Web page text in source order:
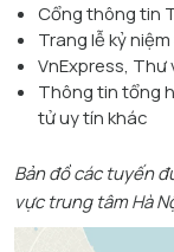
Cổng thông tin
Trang lễ kỷ
VnExpress, Thư
Thông tin tổng
tử uy tín khác
Bản đồ các tuyến
vực trung tâm Hà